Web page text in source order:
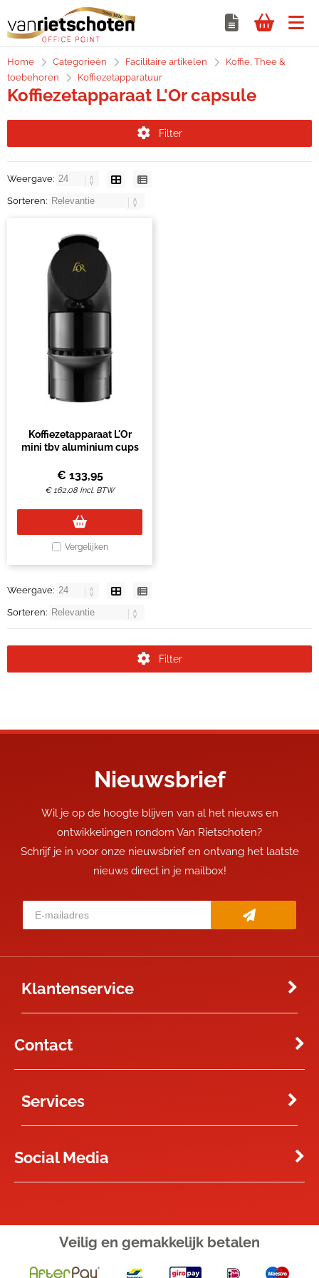
Home Categorieën Facilitaire artikelen
Koffie, Thee &
toebehoren
Koffiezetapparatuur
Koffiezetapparaat L'Or capsule
Filter
Weergave:
Sorteren:
Koffiezetapparaat L'Or
mini tbv aluminium cups
€ 133,95
€162,08 Incl. BTW
Vergelijken
Weergave:
Sorteren:
Filter
Nieuwsbrief
Wil je op de hoogte blijven van al het nieuws en
ontwikkelingen rondom Van Rietschoten?
Schrijf je in voor onze nieuwsbrief en ontvang het laatste
nieuws direct in je mailbox!
Klantenservice
Contact
Services
Social Media
Veilig en gemakkelijk betalen